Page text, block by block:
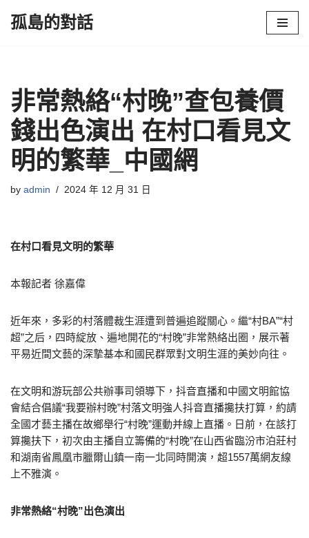
孤島的對話
非常熱絡“村晚”查包養價
錢出色演出 在村口看見文
明的繁華_中國網
by admin 2024 年 12 月 31 日
在村口看見文明的繁華
本報記者 徐嘉偉
近年來，多彩的村落體裁生涯遭到普遍追蹤關心。繼“村BA”“村
超”之后，四時綻放、遍地開花的“村晚”非常熱絡出圈，展示著
平易近間文藝的深摯基本和國民群眾對文明生涯的美妙向往。
在文明和游玩部公共辦事司領導下，抖音直播和中國文明館協
會結合倡議“我要辦村晚”村落文明強人抖音直播攙扶打算，約請
全國才藝主播在故鄉舉行“村晚”運動并線上直播。日前，在該打
算攙扶下，初次由主播自立籌備的“村晚”在山西省臨汾市泊莊村
和湖南省鳳凰市臘爾山鎮一南一北同時開演，超1557萬網友線
上不雅演。
非常熱絡“村晚”出色演出